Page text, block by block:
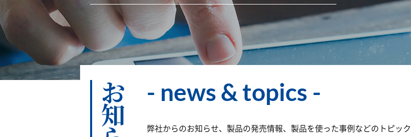
news & topics
弊社からのお知らせ、製品の発売情報、製品を使った事例などのトピッ